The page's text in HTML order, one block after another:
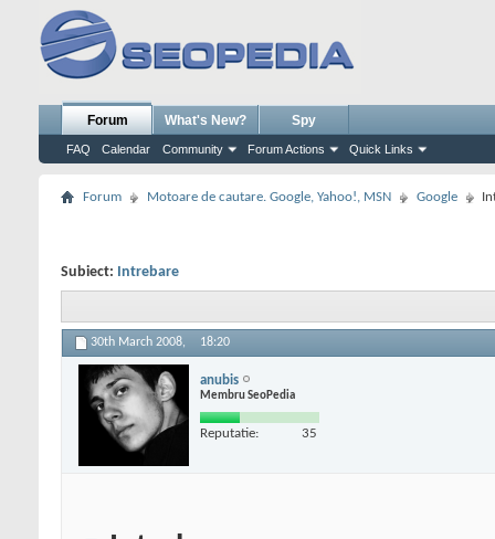
Forum
FAQ Calendar Community Forum Actions Quick Links
What's New? Spy
Forum Motoare de cautare. Google, Yahoo!, MSN Google
Subiect: Intrebare
30th March 2008, 18:20
anubis
Membru SeoPedia
Reputatie: 35